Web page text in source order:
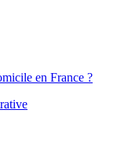
en France ?